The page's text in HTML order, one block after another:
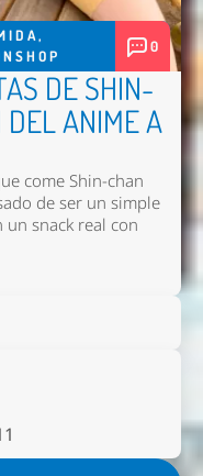
,
0
DE SHIN-
DEL ANIME A
come Shin-chan
de ser un simple
snack real con